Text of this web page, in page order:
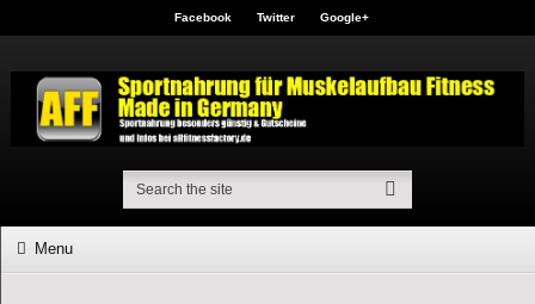
Facebook Twitter Google+
Menu